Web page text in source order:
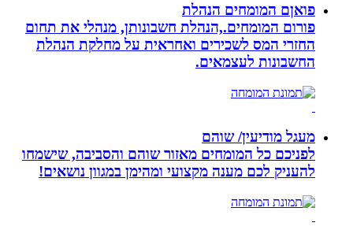
פואןם המומחים הנהלת
פורום המומחים.,הנהלת חשבונותן, מנהלי את תחום
החזרי המס לשכירים ואחראית על מחלקת הנהלת
החשבונות לעצמאים.
מעגל מודיעין/ שוהם
לפניכם כל המומחים מאזור שוהם והסביבה, שישמחו
להעניק לכם מענה מקצועי ומהימן במגוון נושאים!